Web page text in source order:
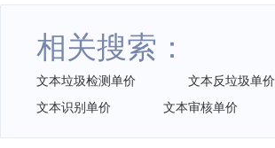
相关搜索：
文本垃圾检测单价 文本反垃圾单价
文本识别单价
文本审核单价